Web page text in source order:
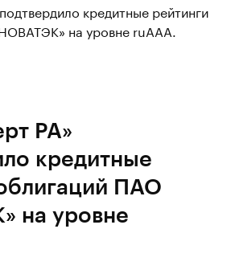
кредитные рейтинги
на уровне ruAAA.
РА»
кредитные
ПАО
на уровне